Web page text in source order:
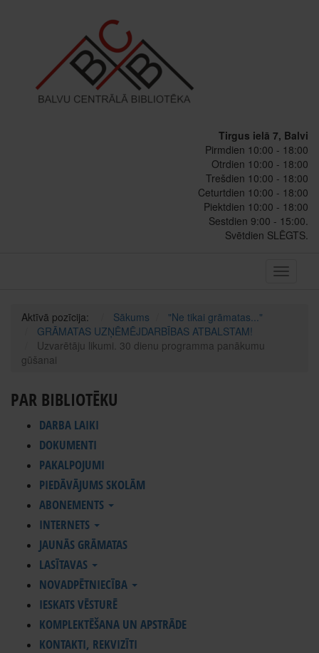
Tirgus ielā 7, Balvi
Pirmdien 10:00 - 18:00
Otrdien 10:00 - 18:00
Trešdien 10:00 - 18:00
Ceturtdien 10:00 - 18:00
Piektdien 10:00 - 18:00
Sestdien 9:00 - 15:00.
Svētdien SLĒGTS.
Toggle
Aktīvā pozīcija: Sākums
"Ne tikai grāmatas..."
GRĀMATAS UZŅĒMĒJDARBĪBAS ATBALSTAM!
Uzvarētāju likumi. 30 dienu programma panākumu
gūšanai
PAR BIBLIOTĒKU
DARBA LAIKI
DOKUMENTI
PAKALPOJUMI
PIEDĀVĀJUMS SKOLĀM
ABONEMENTS
INTERNETS
JAUNĀS GRĀMATAS
LASĪTAVAS
NOVADPĒTNIECĪBA
IESKATS VĒSTURĒ
KOMPLEKTĒŠANA UN APSTRĀDE
KONTAKTI, REKVIZĪTI